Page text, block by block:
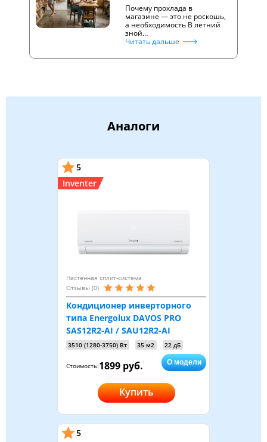
Почему прохлада в
магазине — это не роскошь,
а необходимость В летний
зной…
Читать дальше
Аналоги
5
Inventer
Настенная сплит-система
Отзывы (0)
Кондиционер инверторного
типа Energolux DAVOS PRO
SAS12R2-AI / SAU12R2-AI
3510 (1280-3750) Вт 35 м2 22 дБ
Стоимость:1899 руб. О модели
Купить
5